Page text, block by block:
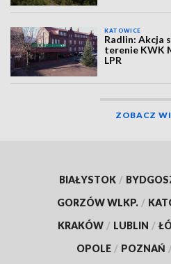
KATOWICE
Radlin: Akcja
terenie KWK
LPR
ZOBACZ
BIAŁYSTOK /
GORZÓW WLKP. /
KRAKÓW / LUBLIN /
OPOLE / POZNAŃ